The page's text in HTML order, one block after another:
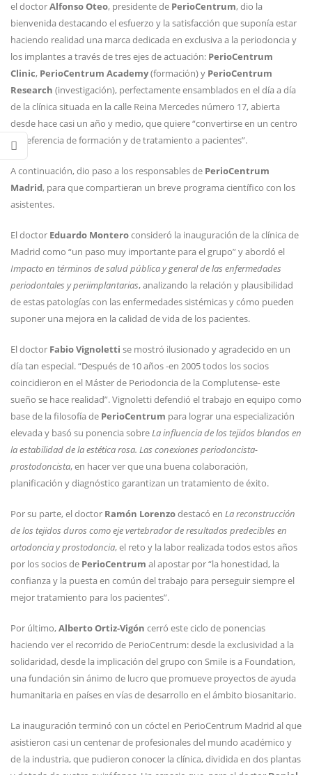
el doctorAlfonso Oteo, presidente de PerioCentrum, dio la
bienvenida destacando el esfuerzo y la satisfacción que suponía estar
haciendo realidad una marca dedicada en exclusiva a la periodoncia y
los implantes a través de tres ejes de actuación: PerioCentrum
Clinic, PerioCentrum Academy(formación) y PerioCentrum
Research (investigación), perfectamente ensamblados en el día a día
de la clínica situada en la calle Reina Mercedes número 17, abierta
desde hace casi un año y medio, que quiere “convertirse en un centro
de referencia de formación y de tratamiento a pacientes”.
A continuación, dio paso a los responsables de PerioCentrum
Madrid, para que compartieran un breve programa científico con los
asistentes.
El doctor Eduardo Monteroconsideró la inauguración de la clínica de
Madrid como “un paso muy importante para el grupo” y abordó el
Impacto en términos de salud pública y general de las enfermedades
periodontales y periimplantarias, analizando la relación y plausibilidad
de estas patologías con las enfermedades sistémicas y cómo pueden
suponer una mejora en la calidad de vida de los pacientes.
El doctor Fabio Vignoletti se mostró ilusionado y agradecido en un
día tan especial. “Después de 10 años -en 2005 todos los socios
coincidieron en el Máster de Periodoncia de la Complutense- este
sueño se hace realidad”. Vignoletti defendió el trabajo en equipo como
base de la filosofía de PerioCentrum para lograr una especialización
elevada y basó su ponencia sobreLa influencia de los tejidos blandos en
la estabilidad de la estética rosa. Las conexiones periodoncista-
prostodoncista, en hacer ver que una buena colaboración,
planificación y diagnóstico garantizan un tratamiento de éxito.
Por su parte, el doctor Ramón Lorenzodestacó en La reconstrucción
de los tejidos duros como eje vertebrador de resultados predecibles en
ortodoncia y prostodoncia, el reto y la labor realizada todos estos años
por los socios de PerioCentrum al apostar por “la honestidad, la
confianza y la puesta en común del trabajo para perseguir siempre el
mejor tratamiento para los pacientes”.
Por último,Alberto Ortiz-Vigón cerró este ciclo de ponencias
haciendo ver el recorrido de PerioCentrum: desde la exclusividad a la
solidaridad, desde la implicación del grupo con Smile is a Foundation,
una fundación sin ánimo de lucro que promueve proyectos de ayuda
humanitaria en países en vías de desarrollo en el ámbito biosanitario.
La inauguración terminó con un cóctel en PerioCentrum Madrid al que
asistieron casi un centenar de profesionales del mundo académico y
de la industria, que pudieron conocer la clínica, dividida en dos plantas